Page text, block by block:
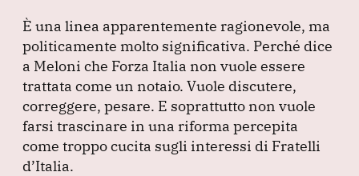
È una linea apparentemente ragionevole, ma
politicamente molto significativa. Perché dice
a Meloni che Forza Italia non vuole essere
trattata come un notaio. Vuole discutere,
correggere, pesare. E soprattutto non vuole
farsi trascinare in una riforma percepita
come troppo cucita sugli interessi di Fratelli
d’Italia.